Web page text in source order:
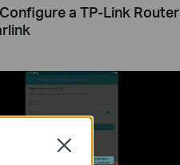
a TP-Link Router
Close